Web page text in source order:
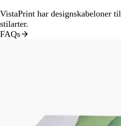
VistaPrint har designskabeloner til
stilarter.
FAQs